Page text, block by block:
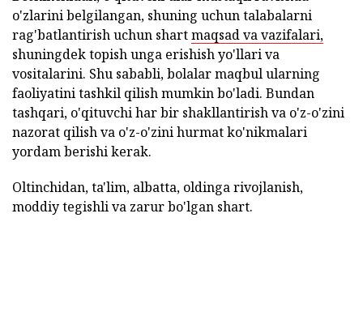
o'zlarini belgilangan, shuning uchun talabalarni
rag'batlantirish uchun shartmaqsad va vazifalari,
shuningdek topish unga erishish yo'llari va
vositalarini. Shu sababli, bolalar maqbul ularning
faoliyatini tashkil qilish mumkin bo'ladi. Bundan
tashqari, o'qituvchi har bir shakllantirish va o'z-o'zini
nazorat qilish va o'z-o'zini hurmat ko'nikmalari
yordam berishi kerak.
Oltinchidan, ta'lim, albatta, oldinga rivojlanish,
moddiy tegishli va zarur bo'lgan shart.